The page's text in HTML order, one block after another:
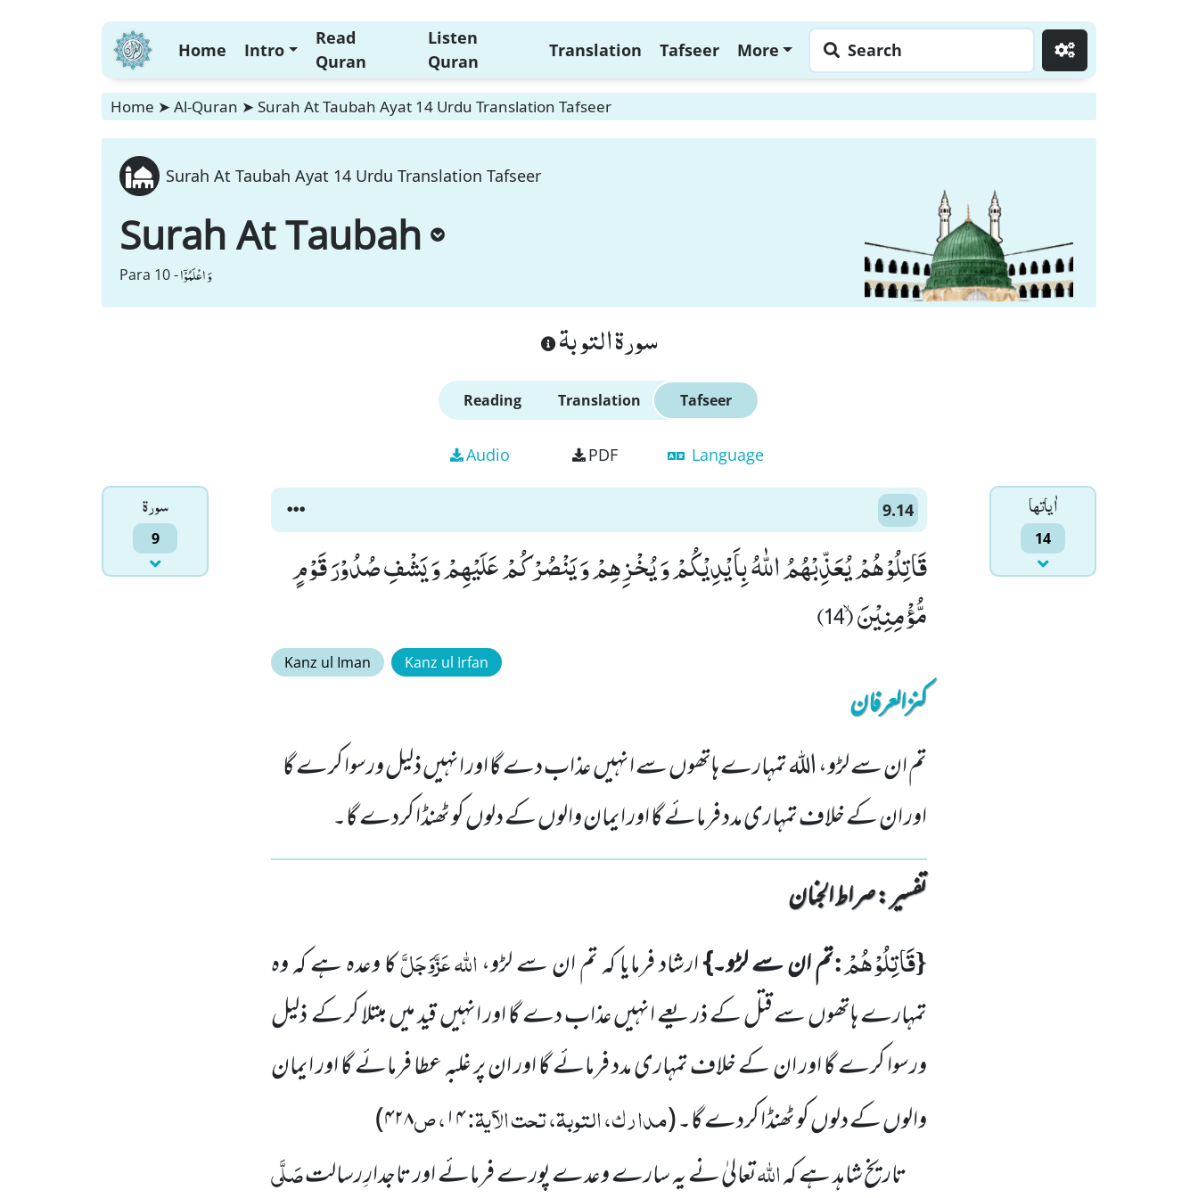
Home Intro
Read
Quran
Listen
Quran
Translation Tafseer More Search
Home ➤ Al-Quran ➤ Surah At Taubah Ayat 14 Urdu Translation Tafseer
Surah At Taubah Ayat 14 Urdu Translation Tafseer
Surah At Taubah
Para 10 -وَ اعْلَمُوْۤا
سورة التوبة
Reading Translation Tafseer
Audio PDF Language
سورۃ
9
اٰياتها
14
9.14
قَاتِلُوْهُمْ یُعَذِّبْهُمُ اللّٰهُ بِاَیْدِیْكُمْ وَ یُخْزِهِمْ وَ یَنْصُرْكُمْ عَلَیْهِمْ وَ یَشْفِ صُدُوْرَ قَوْمٍ
مُّؤْمِنِیْنَۙ (14)
Kanz ul Iman Kanz ul Irfan
کنزالعرفان
تم ان سے لڑو، اللہ تمہارے ہاتھوں سے انہیں عذاب دے گا اور انہیں ذلیل ورسوا کرے گا
اور ان کے خلاف تمہاری مدد فرمائے گا اور ایمان والوں کے دلوں کو ٹھنڈا کردے گا۔
تفسیر : ‎صراط الجنان
{قَاتِلُوْهُمْ:تم ان سے لڑو۔}ارشاد فرمایا کہ تم ان سے لڑو،اللہ عَزَّوَجَلَّکا وعدہ ہے کہ وہ
تمہارے ہاتھوں سے قتل کے ذریعے انہیں عذاب دے گا اور انہیںقید میں مبتلا کر کےذلیل
ورسوا کرے گا اور ان کے خلاف تمہاری مدد فرمائے گا اور ان پر غلبہ عطا فرمائے گا اور ایمان
والوں کے دلوں کو ٹھنڈا کردے گا۔(مدارک، التوبۃ، تحت الآیۃ:۱۴، ص۴۲۸)
تاریخ شاہد ہے کہاللہتعالیٰ نے یہ سارے وعدے پورے فرمائے اور تاجدارِ رسالتصَلَّی